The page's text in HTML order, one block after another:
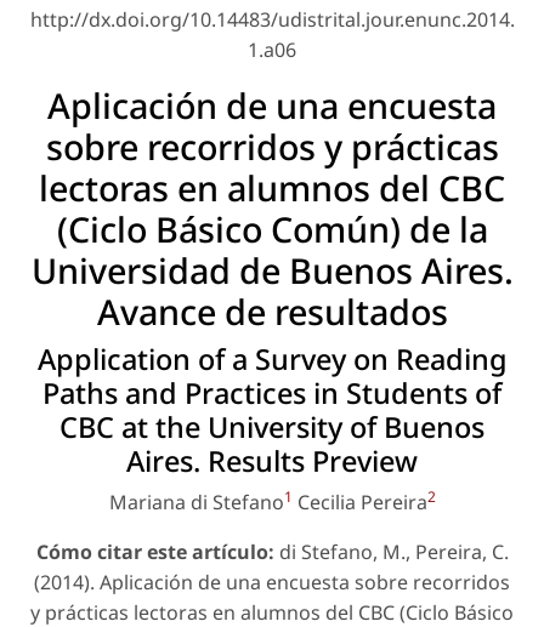
http://dx.doi.org/10.14483/udistrital.jour.enunc.2014.
1.a06
Aplicación de una encuesta
sobre recorridos y prácticas
lectoras en alumnos del CBC
(Ciclo Básico Común) de la
Universidad de Buenos Aires.
Avance de resultados
Application of a Survey on Reading
Paths and Practices in Students of
CBC at the University of Buenos
Aires. Results Preview
Mariana di Stefano1 Cecilia Pereira2
Cómo citar este artículo: di Stefano, M., Pereira, C.
(2014). Aplicación de una encuesta sobre recorridos
y prácticas lectoras en alumnos del CBC (Ciclo Básico